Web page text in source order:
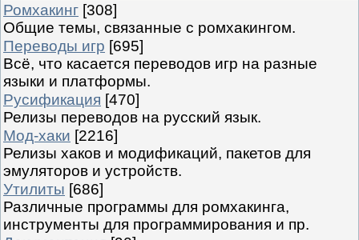
Ромхакинг [308]
Общие темы, связанные с ромхакингом.
Переводы игр [695]
Всё, что касается переводов игр на разные
языки и платформы.
Русификация [470]
Релизы переводов на русский язык.
Мод-хаки [2216]
Релизы хаков и модификаций, пакетов для
эмуляторов и устройств.
Утилиты [686]
Различные программы для ромхакинга,
инструменты для программирования и пр.